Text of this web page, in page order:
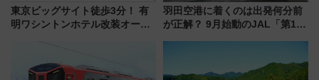
東京ビッグサイト徒歩3分！ 有
明ワシントンホテル改装オープ
ュッフェを現地レポ
羽田空港に着くのは出発何分前
が正解？ 9月始動のJAL「第1タ